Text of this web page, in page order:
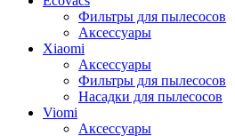
Фильтры для пылесосов
Аксессуары
Xiaomi
Аксессуары
Фильтры для пылесосов
Насадки для пылесосов
Viomi
Аксессуары